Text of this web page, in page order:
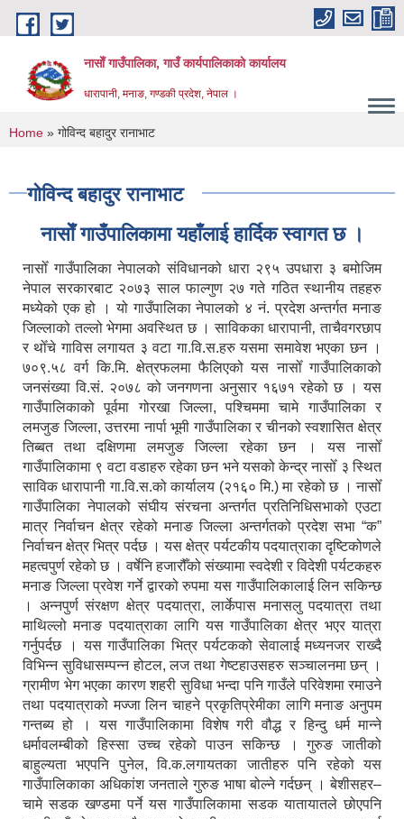
Skip to main content
नासाेँ गाउँपालिका, गाउँ कार्यपालिकाकाे कार्यालय
धारापानी, मनाङ, गण्डकी प्रदेश, नेपाल ।
You are here
Home » गोविन्द बहादुर रानाभाट
गोविन्द बहादुर रानाभाट
नासाेँ गाउँपालिकामा यहाँलाई हार्दिक स्वागत छ ।
नासोँ गाउँपालिका नेपालको संविधानको धारा २९५ उपधारा ३ बमोजिम
नेपाल सरकारबाट २०७३ साल फाल्गुण २७ गते गठित स्थानीय तहहरु
मध्येको एक हो । यो गाउँपालिका नेपालको ४ नं. प्रदेश अन्तर्गत मनाङ
जिल्लाको तल्लो भेगमा अवस्थित छ । साविकका धारापानी‚ ताचैवगरछाप
र थोँचे गाविस लगायत ३ वटा गा.वि.स.हरु यसमा समावेश भएका छन ।
७०९.५८ वर्ग कि.मि. क्षेत्रफलमा फैलिएको यस नासोँ गाउँपालिकाको
जनसंख्या वि.सं. २०७८ को जनगणना अनुसार १६७१ रहेको छ । यस
गाउँपालिकाको पूर्वमा गोरखा जिल्ला, पश्चिममा चामे गाउँपालिका र
लमजुङ जिल्ला, उत्तरमा नार्पा भूमी गाउँपालिका र चीनको स्वशासित क्षेत्र
तिब्बत तथा दक्षिणमा लमजुङ जिल्ला रहेका छन । यस नासोँ
गाउँपालिकामा ९ वटा वडाहरु रहेका छन भने यसको केन्द्र नासोँ ३ स्थित
साविक धारापानी गा.वि.स.को कार्यालय (२१६० मि.) मा रहेको छ । नासोँ
गाउँपालिका नेपालको संघीय संरचना अन्तर्गत प्रतिनिधिसभाको एउटा
मात्र निर्वाचन क्षेत्र रहेको मनाङ जिल्ला अन्तर्गतको प्रदेश सभा “क”
निर्वाचन क्षेत्र भित्र पर्दछ । यस क्षेत्र पर्यटकीय पदयात्राका दृष्टिकोणले
महत्वपुर्ण रहेको छ । वर्षेनि हजारौँको संख्यामा स्वदेशी र विदेशी पर्यटकहरु
मनाङ जिल्ला प्रवेश गर्ने द्वारको रुपमा यस गाउँपालिकालाई लिन सकिन्छ
। अन्नपुर्ण संरक्षण क्षेत्र पदयात्रा, लार्केपास मनासलु पदयात्रा तथा
माथिल्लो मनाङ पदयात्राका लागि यस गाउँपालिका क्षेत्र भएर यात्रा
गर्नुपर्दछ । यस गाउँपालिका भित्र पर्यटकको सेवालाई मध्यनजर राख्दै
विभिन्न सुविधासम्पन्न होटल, लज तथा गेष्टहाउसहरु सञ्चालनमा छन् ।
ग्रामीण भेग भएका कारण शहरी सुविधा भन्दा पनि गाउँले परिवेशमा रमाउने
तथा पदयात्राको मज्जा लिन चाहने प्रकृतिप्रेमीका लागि मनाङ अनुपम
गन्तब्य हो । यस गाउँपालिकामा विशेष गरी वौद्ध र हिन्दु धर्म मान्ने
धर्मावलम्बीको हिस्सा उच्च रहेको पाउन सकिन्छ । गुरुङ जातीको
बाहुल्यता भएपनि पुनेल, वि.क.लगायतका जातीहरु पनि रहेको यस
गाउँपालिकाका अधिकांश जनताले गुरुङ भाषा बोल्ने गर्दछन् । बेशीसहर–
चामे सडक खण्डमा पर्ने यस गाउँपालिकामा सडक यातायातले छोएपनि